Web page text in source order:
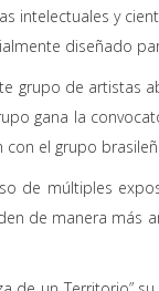
intelectuales y
diseñado
grupo de artistas
gana la
el grupo
de múltiples
de manera más